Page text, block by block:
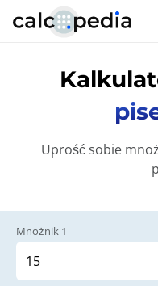
Uprość sobie
Mnożnik 1